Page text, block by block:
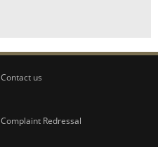
Contact us
Complaint Redressal